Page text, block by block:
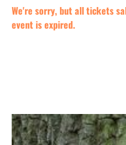
We're sorry, but all tickets
event is expired.